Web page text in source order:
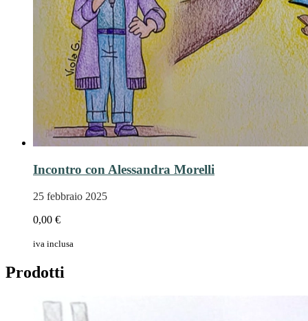
Incontro con Alessandra Morelli
25 febbraio 2025
0,00 €
iva inclusa
Prodotti